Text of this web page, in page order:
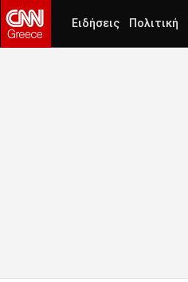
Ειδήσεις Πολιτική